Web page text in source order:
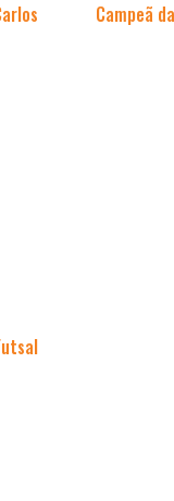
Campeã